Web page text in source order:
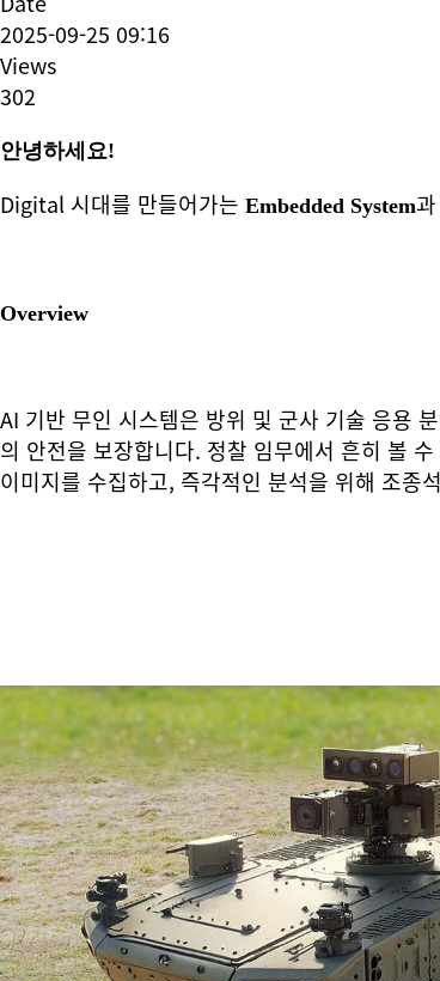
2025-09-25 09:16
Views
302
안녕하세요!
Digital 시대를 만들어가는 Embedded System과
Overview
AI 기반 무인 시스템은 방위 및 군사 기술 응용
의 안전을 보장합니다. 정찰 임무에서 흔히 볼
이미지를 수집하고, 즉각적인 분석을 위해 조종